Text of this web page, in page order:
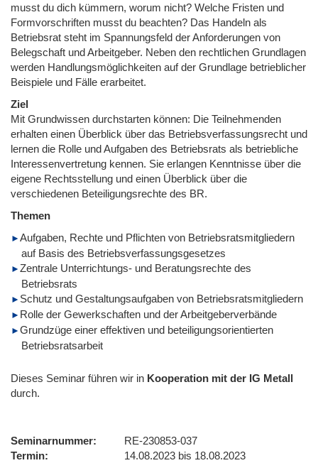
musst du dich kümmern, worum nicht? Welche Fristen und
Formvorschriften musst du beachten? Das Handeln als
Betriebsrat steht im Spannungsfeld der Anforderungen von
Belegschaft und Arbeitgeber. Neben den rechtlichen Grundlagen
werden Handlungsmöglichkeiten auf der Grundlage betrieblicher
Beispiele und Fälle erarbeitet.
Ziel
Mit Grundwissen durchstarten können: Die Teilnehmenden
erhalten einen Überblick über das Betriebsverfassungsrecht und
lernen die Rolle und Aufgaben des Betriebsrats als betriebliche
Interessenvertretung kennen. Sie erlangen Kenntnisse über die
eigene Rechtsstellung und einen Überblick über die
verschiedenen Beteiligungsrechte des BR.
Themen
Aufgaben, Rechte und Pflichten von Betriebsratsmitgliedern
auf Basis des Betriebsverfassungsgesetzes
Zentrale Unterrichtungs- und Beratungsrechte des
Betriebsrats
Schutz und Gestaltungsaufgaben von Betriebsratsmitgliedern
Rolle der Gewerkschaften und der Arbeitgeberverbände
Grundzüge einer effektiven und beteiligungsorientierten
Betriebsratsarbeit
Dieses Seminar führen wir in Kooperation mit der IG Metall
durch.
Seminarnummer
RE-230853-037
Termin
14.08.2023 bis 18.08.2023